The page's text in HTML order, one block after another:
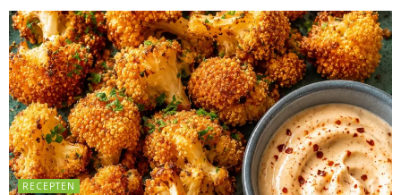
RECEPTEN